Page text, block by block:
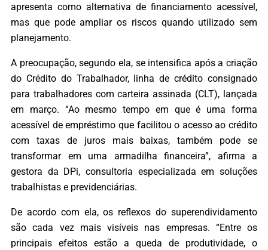
apresenta como alternativa de financiamento acessível,
mas que pode ampliar os riscos quando utilizado sem
planejamento.
A preocupação, segundo ela, se intensifica após a criação
do Crédito do Trabalhador, linha de crédito consignado
para trabalhadores com carteira assinada (CLT), lançada
em março. “Ao mesmo tempo em que é uma forma
acessível de empréstimo que facilitou o acesso ao crédito
com taxas de juros mais baixas, também pode se
transformar em uma armadilha financeira”, afirma a
gestora da DPi, consultoria especializada em soluções
trabalhistas e previdenciárias.
De acordo com ela, os reflexos do superendividamento
são cada vez mais visíveis nas empresas. “Entre os
principais efeitos estão a queda de produtividade, o